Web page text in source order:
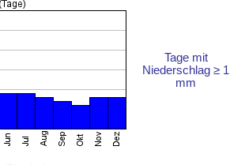
Tage mit
Niederschlag ≥ 1
mm